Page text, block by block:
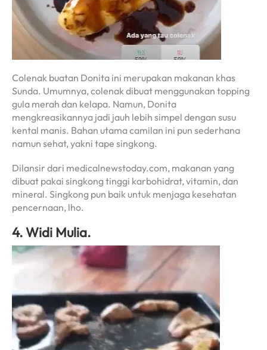
Colenak buatan Donita ini merupakan makanan khas
Sunda. Umumnya, colenak dibuat menggunakan topping
gula merah dan kelapa. Namun, Donita
mengkreasikannya jadi jauh lebih simpel dengan susu
kental manis. Bahan utama camilan ini pun sederhana
namun sehat, yakni tape singkong.
Dilansir dari medicalnewstoday.com, makanan yang
dibuat pakai singkong tinggi karbohidrat, vitamin, dan
mineral. Singkong pun baik untuk menjaga kesehatan
pencernaan, lho.
4. Widi Mulia.